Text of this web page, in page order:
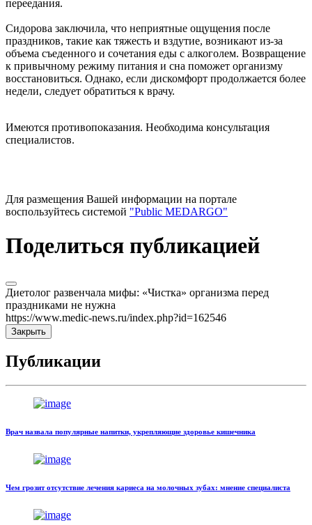
переедания.
Сидорова заключила, что неприятные ощущения после
праздников, такие как тяжесть и вздутие, возникают из-за
объема съеденного и сочетания еды с алкоголем. Возвращение
к привычному режиму питания и сна поможет организму
восстановиться. Однако, если дискомфорт продолжается более
недели, следует обратиться к врачу.
Имеются противопоказания. Необходима консультация
специалистов.
Для размещения Вашей информации на портале
воспользуйтесь системой "Public MEDARGO"
Поделиться публикацией
Диетолог развенчала мифы: «Чистка» организма перед
праздниками не нужна
https://www.medic-news.ru/index.php?id=162546
Закрыть
Публикации
Врач назвала популярные напитки, укрепляющие здоровье кишечника
Чем грозит отсутствие лечения кариеса на молочных зубах: мнение специалиста